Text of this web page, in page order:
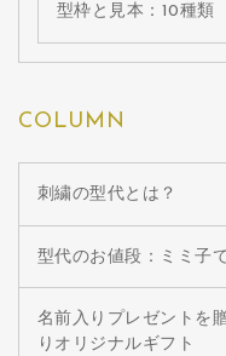
型枠と見本：10種類
COLUMN
刺繍の型代とは？
型代のお値段：ミミ子
名前入りプレゼントを
りオリジナルギフト